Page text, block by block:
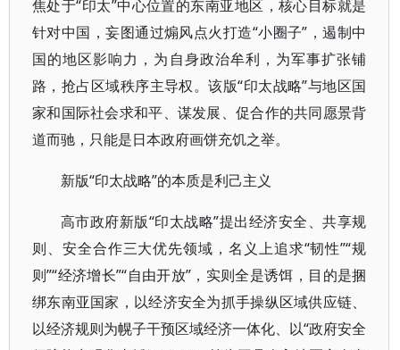
焦处于“印太”中心位置的东南亚地区，核心目标就是
针对中国，妄图通过煽风点火打造“小圈子”，遏制中
国的地区影响力，为自身政治牟利，为军事扩张铺
路，抢占区域秩序主导权。该版“印太战略”与地区国
家和国际社会求和平、谋发展、促合作的共同愿景背
道而驰，只能是日本政府画饼充饥之举。
新版“印太战略”的本质是利己主义
高市政府新版“印太战略”提出经济安全、共享规
则、安全合作三大优先领域，名义上追求“韧性”“规
则”“经济增长”“自由开放”，实则全是诱饵，目的是捆
绑东南亚国家，以经济安全为抓手操纵区域供应链、
以经济规则为幌子干预区域经济一体化、以“政府安全